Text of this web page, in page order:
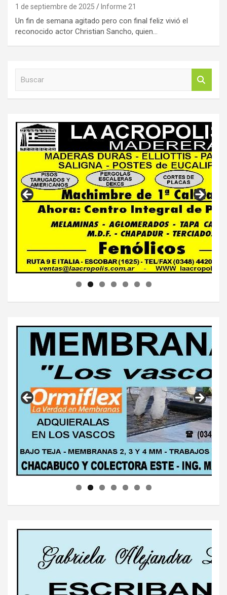
1 de septiembre de 2025 Informe 21
Un fin de semana agitado pero con final feliz vivió el
reconocido actor Christian Sancho, quien…
r